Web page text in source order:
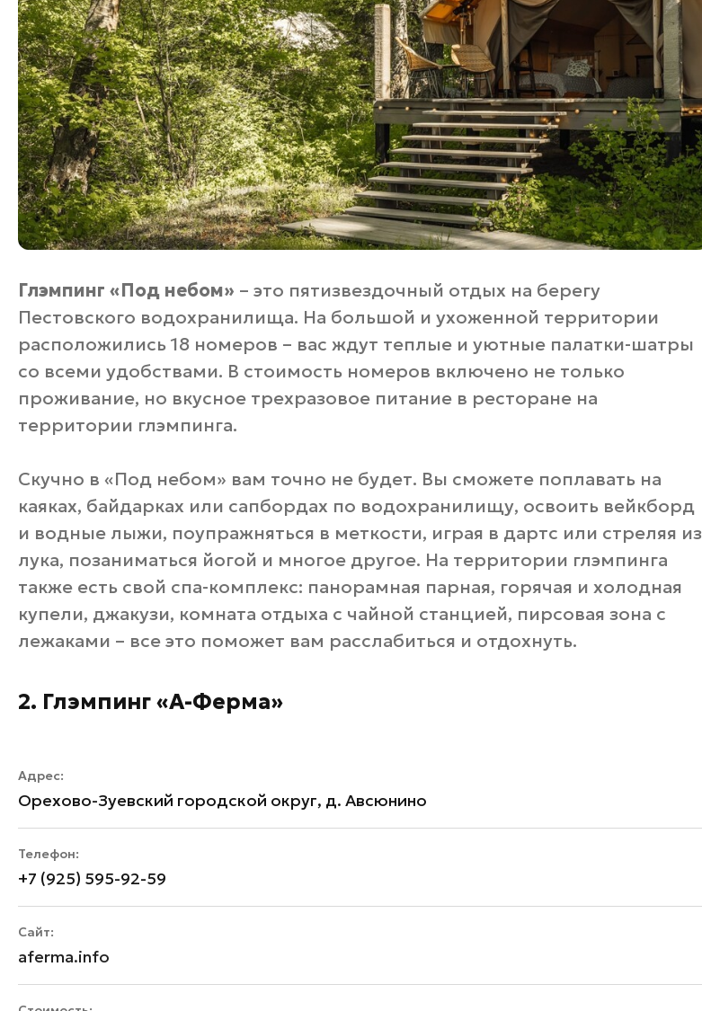
Глэмпинг «Под небом» – это пятизвездочный отдых на берегу
Пестовского водохранилища. На большой и ухоженной территории
расположились 18 номеров – вас ждут теплые и уютные палатки-шатры
со всеми удобствами. В стоимость номеров включено не только
проживание, но вкусное трехразовое питание в ресторане на
территории глэмпинга.
Скучно в «Под небом» вам точно не будет. Вы сможете поплавать на
каяках, байдарках или сапбордах по водохранилищу, освоить вейкборд
и водные лыжи, поупражняться в меткости, играя в дартс или стреляя из
лука, позаниматься йогой и многое другое. На территории глэмпинга
также есть свой спа-комплекс: панорамная парная, горячая и холодная
купели, джакузи, комната отдыха с чайной станцией, пирсовая зона с
лежаками – все это поможет вам расслабиться и отдохнуть.
2. Глэмпинг «А-Ферма»
Адрес:
Орехово-Зуевский городской округ, д. Авсюнино
Телефон:
+7 (925) 595-92-59
Сайт:
aferma.info